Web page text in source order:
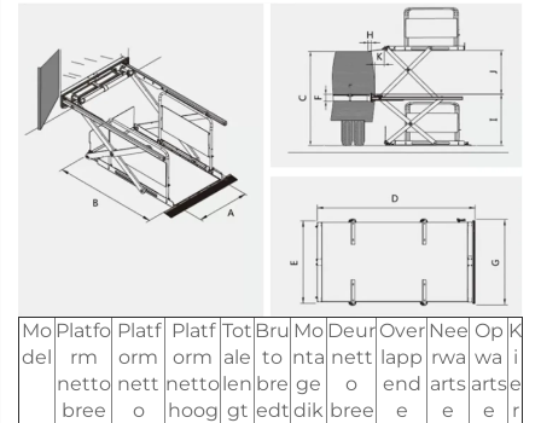
Mo
del
Platfo
rm
netto
bree
Platf
orm
nett
o
Platf
orm
netto
hoog
Tot
ale
len
gt
Bru
to
bre
edt
Mo
nta
ge
dik
Deur
nett
o
bree
Over
lapp
end
e
Nee
rwa
arts
e
Op
wa
arts
e
K
i
e
r